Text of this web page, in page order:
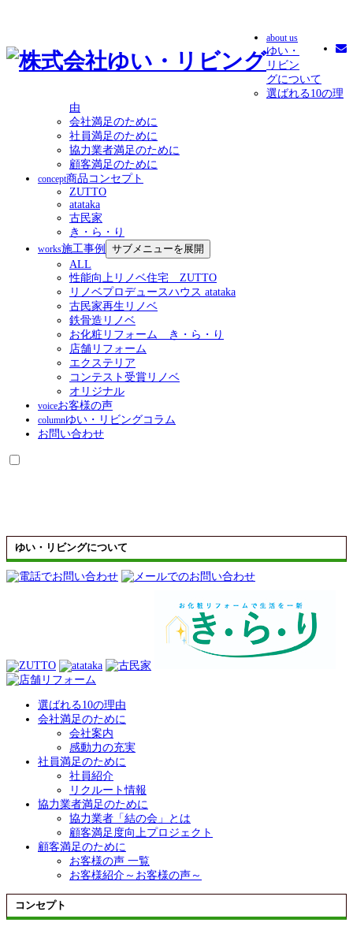
about us
ゆい・
リビン
グについて
選ばれる10の理
由
会社満足のために
社員満足のために
協力業者満足のために
顧客満足のために
concept商品コンセプト
ZUTTO
atataka
古民家
き・ら・り
works施工事例
サブメニューを展開
ALL
性能向上リノベ住宅 ZUTTO
リノベプロデュースハウス atataka
古民家再生リノベ
鉄骨造リノベ
お化粧リフォーム き・ら・り
店舗リフォーム
エクステリア
コンテスト受賞リノベ
オリジナル
voiceお客様の声
columnゆい・リビングコラム
お問い合わせ
ゆい・リビングについて
選ばれる10の理由
会社満足のために
会社案内
感動力の充実
社員満足のために
社員紹介
リクルート情報
協力業者満足のために
協力業者「結の会」とは
顧客満足度向上プロジェクト
顧客満足のために
お客様の声 一覧
お客様紹介～お客様の声～
コンセプト